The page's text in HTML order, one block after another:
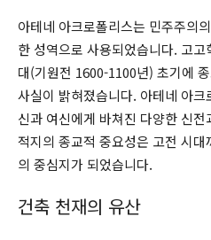
아테네 아크로폴리스는 민주주의
한 성역으로 사용되었습니다. 고
대(기원전 1600-1100년) 초기에
사실이 밝혀졌습니다. 아테네 아
신과 여신에게 바쳐진 다양한 신
적지의 종교적 중요성은 고전 시
의 중심지가 되었습니다.
건축 천재의 유산